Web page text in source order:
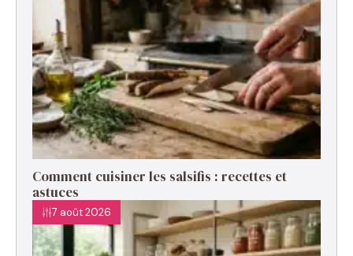
Comment cuisiner les salsifis : recettes et
astuces
7 août 2026